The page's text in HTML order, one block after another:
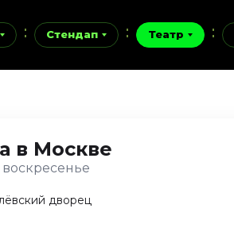
Стендап Театр
в Москве
воскресенье
дворец